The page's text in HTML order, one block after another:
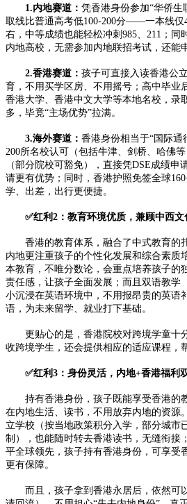
1.内地赛道： 凭香港身份参加“华侨生
取线比普通高考低100-200分——一本线仅
右，中等成绩也能轻松冲刺985、211；同
内地高校，无需参加内地联招考试，还能
2.香港赛道： 孩子可直接入读香港公
育，不用买学区房、不用摇号；高中毕业
香港大学、香港中文大学等本地名校，录
多，毕竟“主场优势”拉满。
3.海外赛道： 香港身份相当于“国际通
200所名校认可（包括牛津、剑桥、哈佛
（部分院校可豁免），直接凭DSE成绩申
请更有优势；同时，香港护照免签全球
学、出差，出行更便捷。
✅红利2：教育环境优质，兼顾中西文
香港的教育体系，融合了中式教育的
内地更注重孩子的个性化发展和综合素质
本教育，不唯分数论，会重点培养孩子的
责任感，让孩子全面发展；而且双语教学
小沉浸在英语环境中，不用报昂贵的英语
语，为未来留学、就业打下基础。
更贴心的是，香港院校对跨境学童十
收跨境学生，还会提供相应的适应课程，
✅红利3：身份灵活，内地+香港福利
持有香港身份，孩子既能享受香港的
在内地生活、读书，不用放弃内地的资源
立学校（按当地政策积分入学，部分城市
制），也能随时转去香港读书，无缝衔接
平全球领先，孩子持有香港身份，可享受
更有保障。
而且，孩子拿到香港永居后，依然可